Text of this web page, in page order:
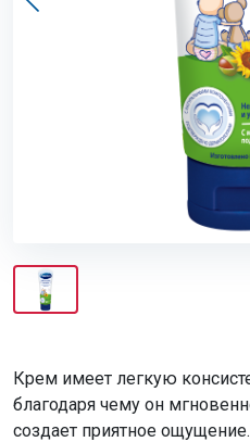
Крем имеет легкую
благодаря чему он
создает приятное